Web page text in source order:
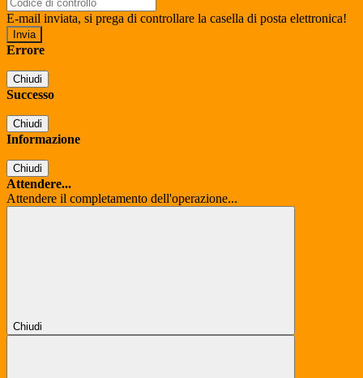
E-mail inviata, si prega di controllare la casella di posta elettronica!
Errore
Chiudi
Successo
Chiudi
Informazione
Chiudi
Attendere...
Attendere il completamento dell'operazione...
Chiudi